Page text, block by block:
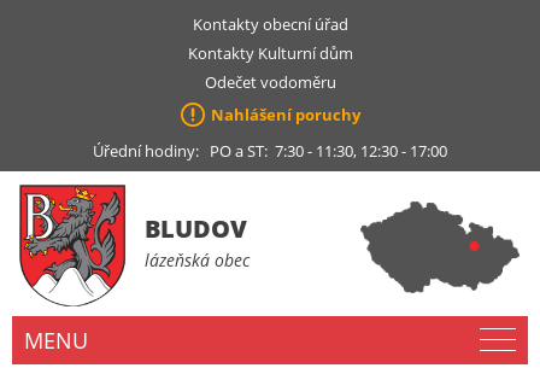
Kontakty obecní úřad
Kontakty Kulturní dům
Odečet vodoměru
Nahlášení poruchy
Úřední hodiny: PO a ST: 7:30 - 11:30, 12:30 - 17:00
BLUDOV
lázeňská obec
MENU